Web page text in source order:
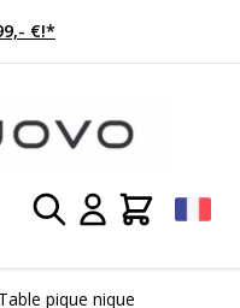
demain!
Table pique nique